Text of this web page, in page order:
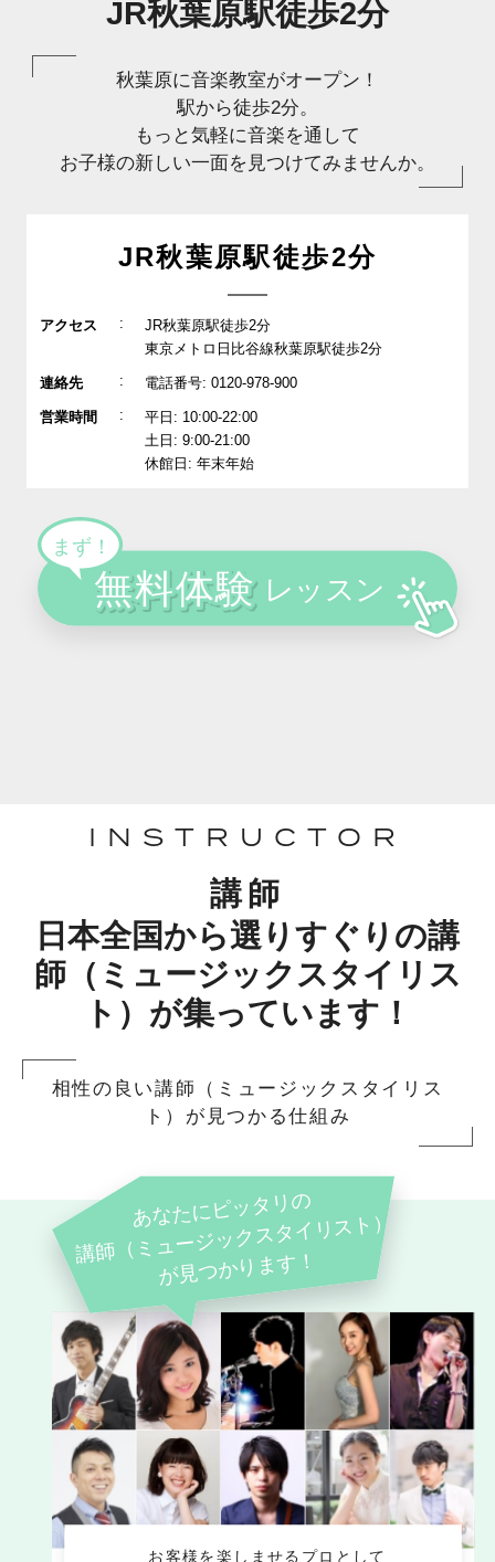
JR秋葉原駅徒歩2分
秋葉原に音楽教室がオープン！
駅から徒歩2分。
もっと気軽に音楽を通して
お子様の新しい一面を見つけてみませんか。
JR秋葉原駅徒歩2分
アクセス :
JR秋葉原駅徒歩2分
東京メトロ日比谷線秋葉原駅徒歩2分
連絡先 : 電話番号: 0120-978-900
営業時間 :
平日: 10:00-22:00
土日: 9:00-21:00
休館日: 年末年始
INSTRUCTOR
講師
日本全国から選りすぐりの講
師（ミュージックスタイリス
ト）が集っています！
相性の良い講師（ミュージックスタイリス
ト）が見つかる仕組み